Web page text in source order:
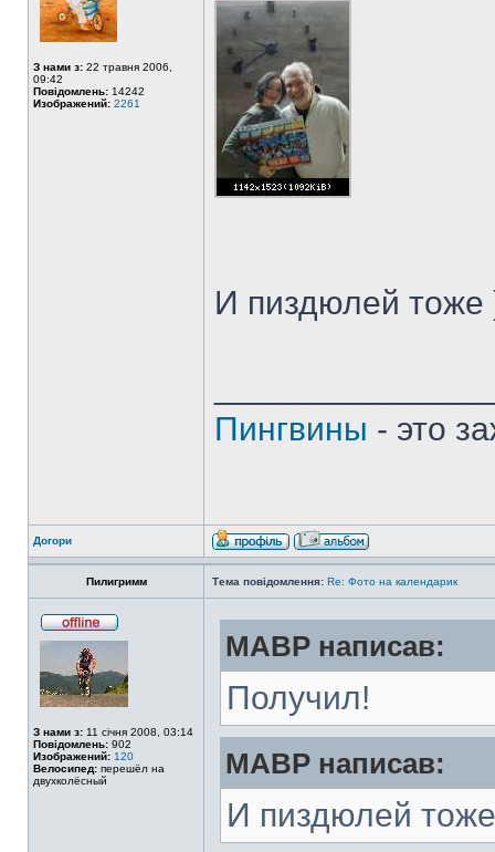
З нами з: 22 травня 2006,
09:42
Повідомлень: 14242
Изображений: 2261
И пиздюлей тоже
Пингвины - это
Догори
Пилигримм Тема повідомлення: Re: Фото на календарик
З нами з: 11 січня 2008, 03:14
Повідомлень: 902
Изображений: 120
Велосипед: перешёл на
двухколёсный
MABP написав:
Получил!
MABP написав:
И пиздюлей